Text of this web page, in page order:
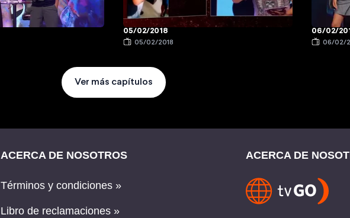
05/02/2018
05/02/2018
06/02/
06/02/
Ver más capítulos
ACERCA DE NOSOTROS
Términos y condiciones »
Libro de reclamaciones »
ACERCA DE